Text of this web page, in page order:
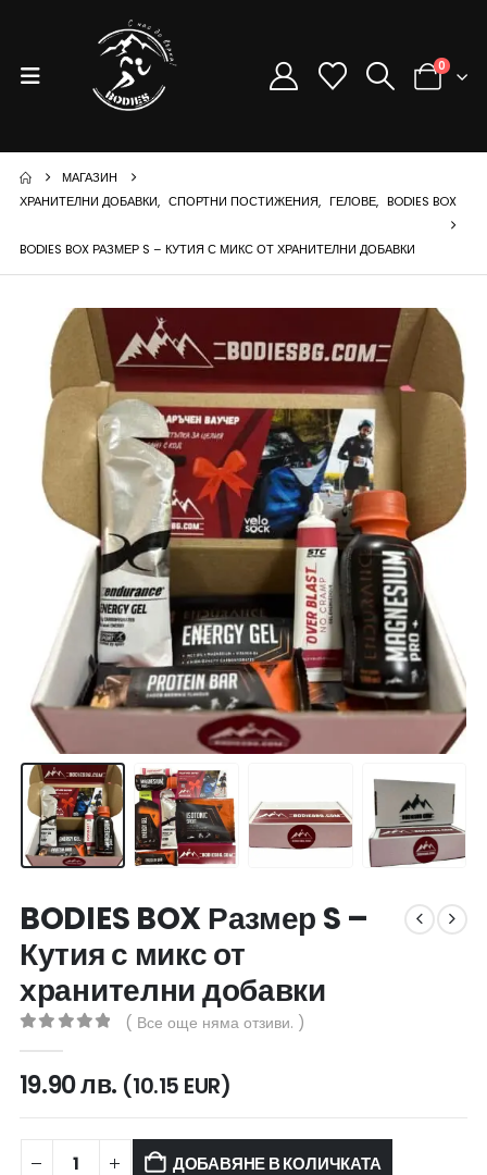
0
МАГАЗИН
ХРАНИТЕЛНИ ДОБАВКИ, СПОРТНИ ПОСТИЖЕНИЯ, ГЕЛОВЕ, BODIES BOX
BODIES BOX РАЗМЕР S – КУТИЯ С МИКС ОТ ХРАНИТЕЛНИ ДОБАВКИ
BODIES BOX Размер S –
Кутия с микс от
хранителни добавки
( Все още няма отзиви. )
19.90лв. (10.15 EUR)
ДОБАВЯНЕ В КОЛИЧКАТА